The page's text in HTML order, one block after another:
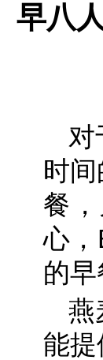
早八
对
时
餐
心
的
燕
能